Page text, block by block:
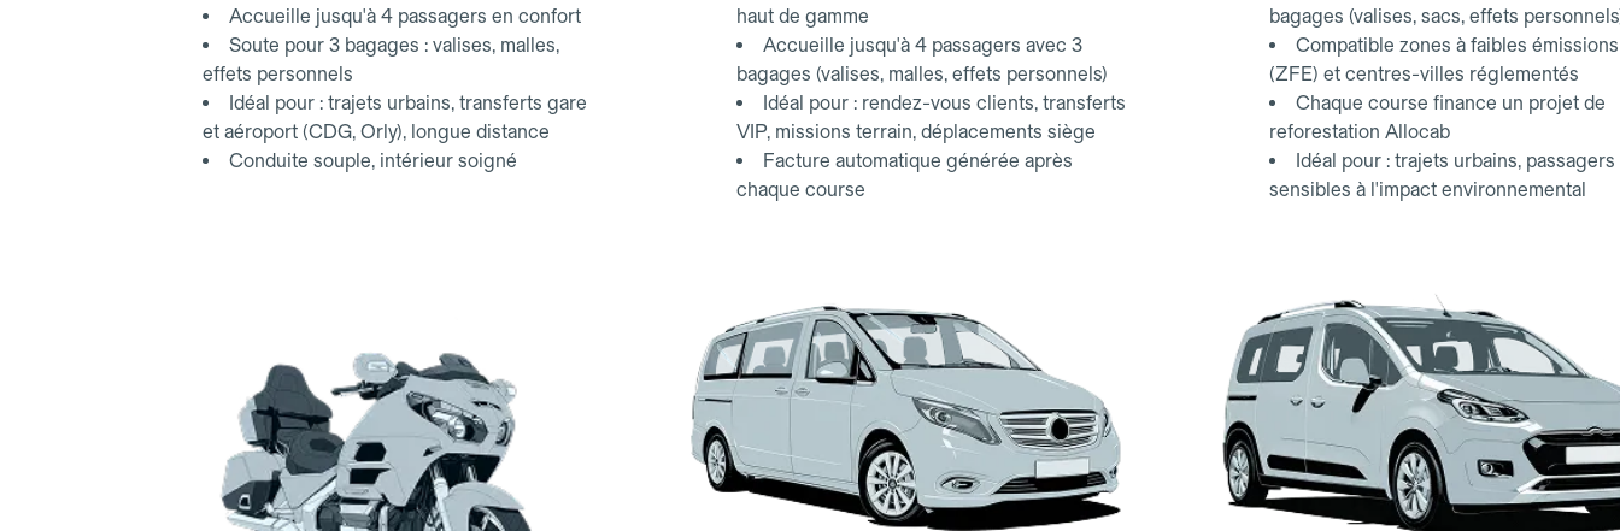
Accueille jusqu'à 4 passagers en confort
Soute pour 3 bagages : valises, malles,
effets personnels
Idéal pour : trajets urbains, transferts gare
et aéroport (CDG, Orly), longue distance
Conduite souple, intérieur soigné
haut de gamme
Accueille jusqu'à 4 passagers avec 3
bagages (valises, malles, effets personnels)
Idéal pour : rendez-vous clients, transferts
VIP, missions terrain, déplacements siège
Facture automatique générée après
chaque course
bagages (valises, sacs, effets
Compatible zones à faibles émissions
(ZFE) et centres-villes réglementés
Chaque course finance un projet de
reforestation Allocab
Idéal pour : trajets urbains, passagers
sensibles à l'impact environnemental